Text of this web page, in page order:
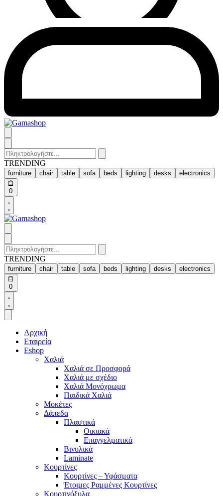
Search
for:
TRENDING
furniture chair table sofa beds lighting desks electronics
0Open
cart
Open
Account
details
Search
for:
TRENDING
furniture chair table sofa beds lighting desks electronics
0Open
cart
Open
Account
details
Αρχική
Εταιρεία
Eshop
Χαλιά
Χαλιά σε Προσφορά
Χαλιά με σχέδιο
Χαλιά Μονόχρωμα
Παιδικά Χαλιά
Μοκέτες
Δάπεδα
Πλαστικά
Οικιακά
Επαγγελματικά
Βινυλικά
Laminate
Κουρτίνες
Κουρτίνες – Υφάσματα
Έτοιμες Ραμμένες Κουρτίνες
Κουρτινόξυλα